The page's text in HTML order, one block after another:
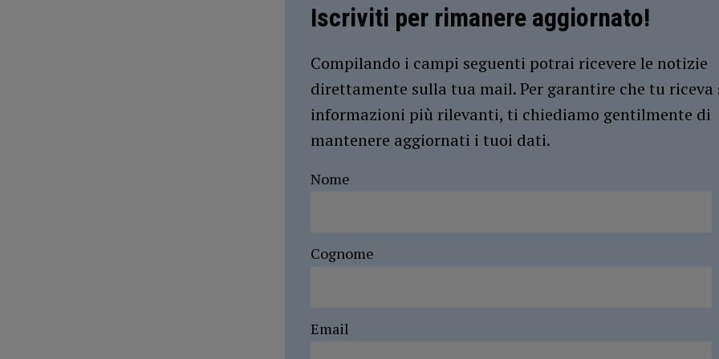
Iscriviti per rimanere aggiornato!
Compilando i campi seguenti potrai ricevere le notizie
direttamente sulla tua mail. Per garantire che tu riceva
informazioni più rilevanti, ti chiediamo gentilmente di
mantenere aggiornati i tuoi dati.
Nome
Cognome
Email